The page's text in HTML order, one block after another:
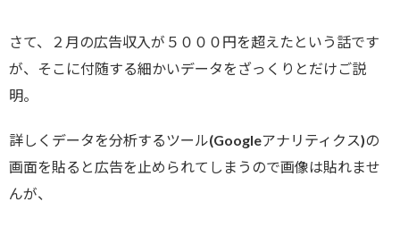
さて、２月の広告収入が５０００円を超えたという話です
が、そこに付随する細かいデータをざっくりとだけご説
明。
詳しくデータを分析するツール(Googleアナリティクス)の
画面を貼ると広告を止められてしまうので画像は貼れませ
んが、